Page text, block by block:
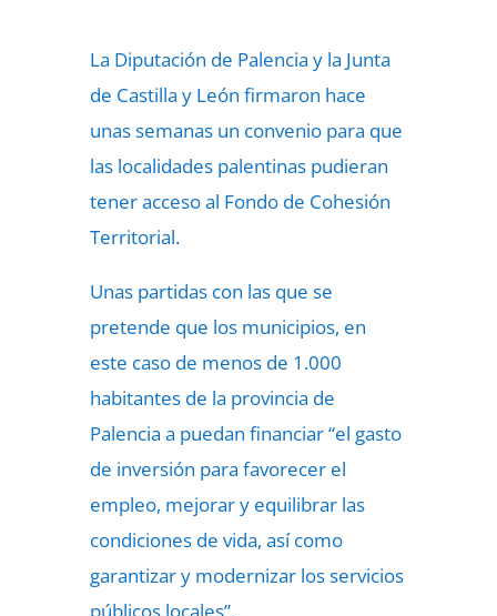
La Diputación de Palencia y la Junta
de Castilla y León firmaron hace
unas semanas un convenio para que
las localidades palentinas pudieran
tener acceso al Fondo de Cohesión
Territorial.
Unas partidas con las que se
pretende que los municipios, en
este caso de menos de 1.000
habitantes de la provincia de
Palencia a puedan financiar “el gasto
de inversión para favorecer el
empleo, mejorar y equilibrar las
condiciones de vida, así como
garantizar y modernizar los servicios